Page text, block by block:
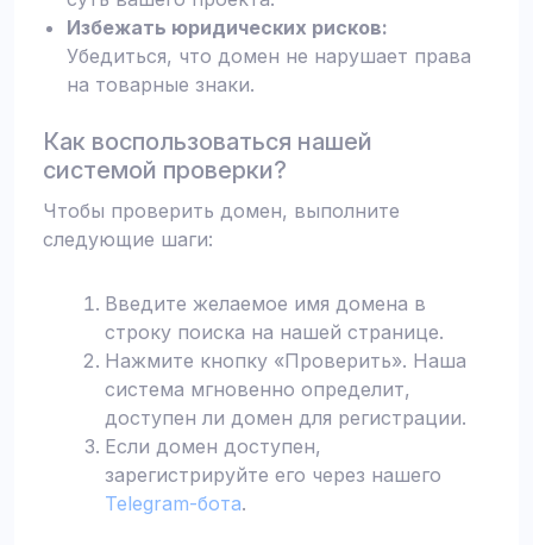
Избежать юридических рисков:
Убедиться, что домен не нарушает права
на товарные знаки.
Как воспользоваться нашей
системой проверки?
Чтобы проверить домен, выполните
следующие шаги:
Введите желаемое имя домена в
строку поиска на нашей странице.
Нажмите кнопку «Проверить». Наша
система мгновенно определит,
доступен ли домен для регистрации.
Если домен доступен,
зарегистрируйте его через нашего
Telegram-бота.